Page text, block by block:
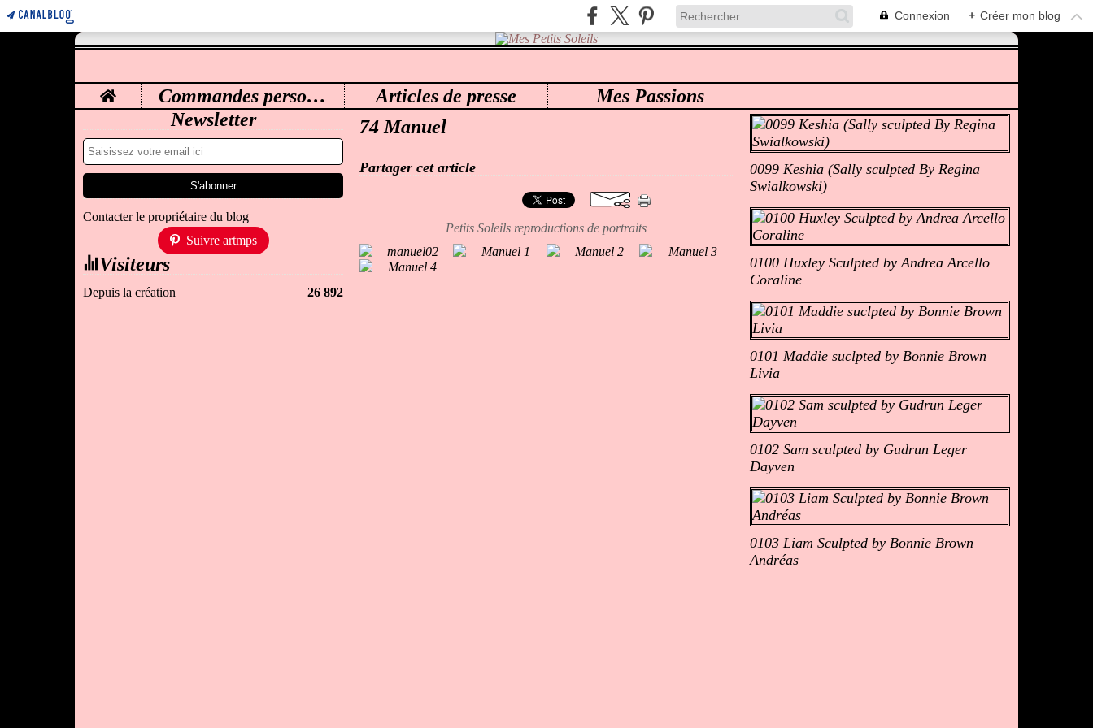
Connexion + Créer mon blog
Home Commandes personnalisées Articles de presse
Mes Passions
Newsletter
Contacter le propriétaire du blog
Suivre artmps
Visiteurs
Depuis la création 26 892
MES PETITS SOLEILS > CATEGORIES > - MES PETITS SOLEILS
74 Manuel
Partager cet article
Petits Soleils reproductions de portraits
0099 Keshia (Sally sculpted By Regina
Swialkowski)
0100 Huxley Sculpted by Andrea Arcello
Coraline
0101 Maddie suclpted by Bonnie Brown
Livia
0102 Sam sculpted by Gudrun Leger
Dayven
0103 Liam Sculpted by Bonnie Brown
Andréas